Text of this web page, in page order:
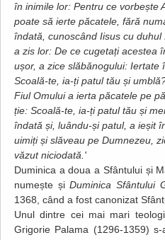
în inimile lor: Pentru ce vorbește
poate să ierte păcatele, fără
îndată, cunoscând Iisus cu duhul
a zis lor: De ce cugetați acestea
ușor, a zice slăbănogului: Iertate
Scoală-te, ia-ți patul tău și
Fiul Omului a ierta păcatele pe
ție: Scoală-te, ia-ți patul tău și
îndată și, luându-și patul, a ieșit
uimiți și slăveau pe Dumnezeu,
văzut niciodată.'
Duminica a doua a Sfântului și
numește șiDuminica Sfântului
1368, când a fost canonizat
Unul dintre cei mai mari
Grigorie Palama (1296-1359)